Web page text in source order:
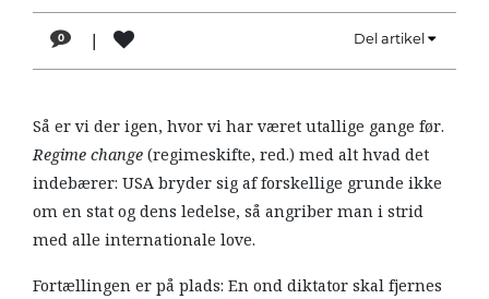
HISTORIE
OM
ARBEJDEREN
0 | Del artikel
Så er vi der igen, hvor vi har været utallige gange før.
Regime change(regimeskifte, red.) med alt hvad det
indebærer: USA bryder sig af forskellige grunde ikke
om en stat og dens ledelse, så angriber man i strid
med alle internationale love.
Fortællingen er på plads: En ond diktator skal fjernes